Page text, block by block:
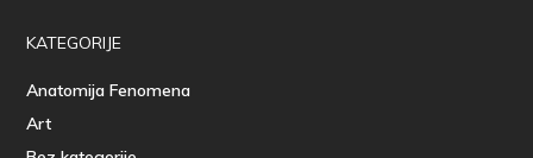
KATEGORIJE
Anatomija Fenomena
Art